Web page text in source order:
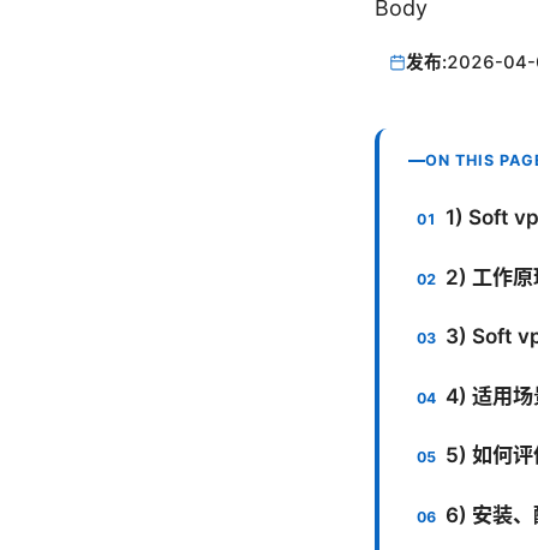
Body
发布:2026-
ON THIS
1) Soft
2) 工作
3) Soft
4) 适用场
5) 如何
6) 安装、